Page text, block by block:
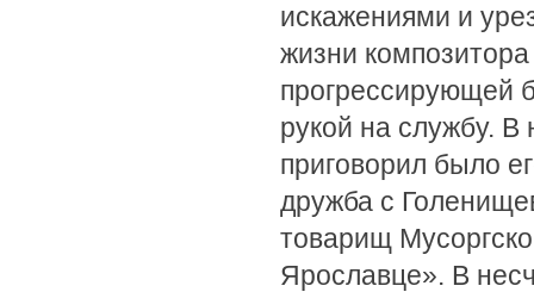
искажениями и
жизни
прогрессирующей
рукой на службу. В
приговорил было
дружба с
товарищ
Ярославце». В